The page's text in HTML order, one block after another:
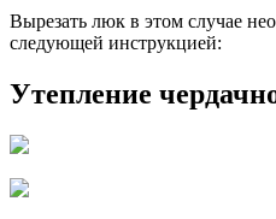
Вырезать люк в этом случае
следующей инструкцией:
Утепление